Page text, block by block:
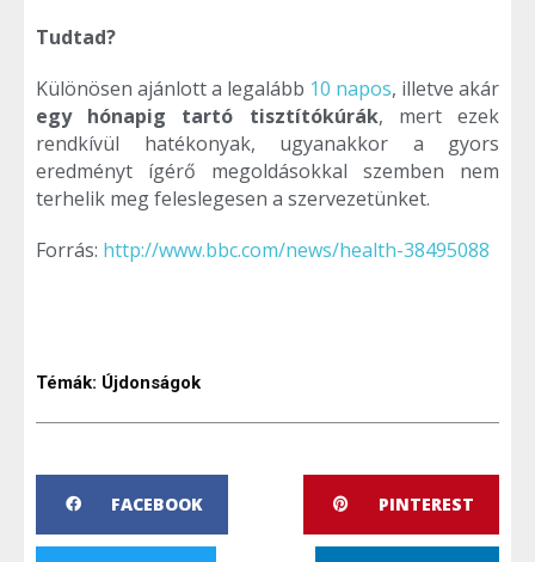
Tudtad?
Különösen ajánlott a legalább 10 napos, illetve akár
egy hónapig tartó tisztítókúrák, mert ezek
rendkívül hatékonyak, ugyanakkor a gyors
eredményt ígérő megoldásokkal szemben nem
terhelik meg feleslegesen a szervezetünket.
Forrás: http://www.bbc.com/news/health-38495088
Témák: Újdonságok
FACEBOOK PINTEREST